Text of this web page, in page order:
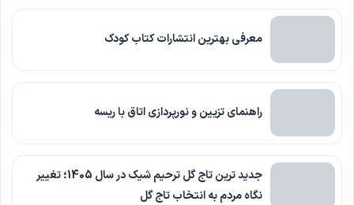
معرفی بهترین انتشارات کتاب کودک
راهنمای تزیین و نورپردازی اتاق با ریسه
جدید ترین تاج گل ترحیم شیک در سال 1405؛ تغییر
نگاه مردم به انتخاب تاج گل